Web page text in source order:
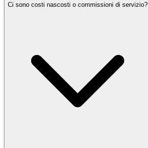
Ci sono costi nascosti o commissioni di servizio?